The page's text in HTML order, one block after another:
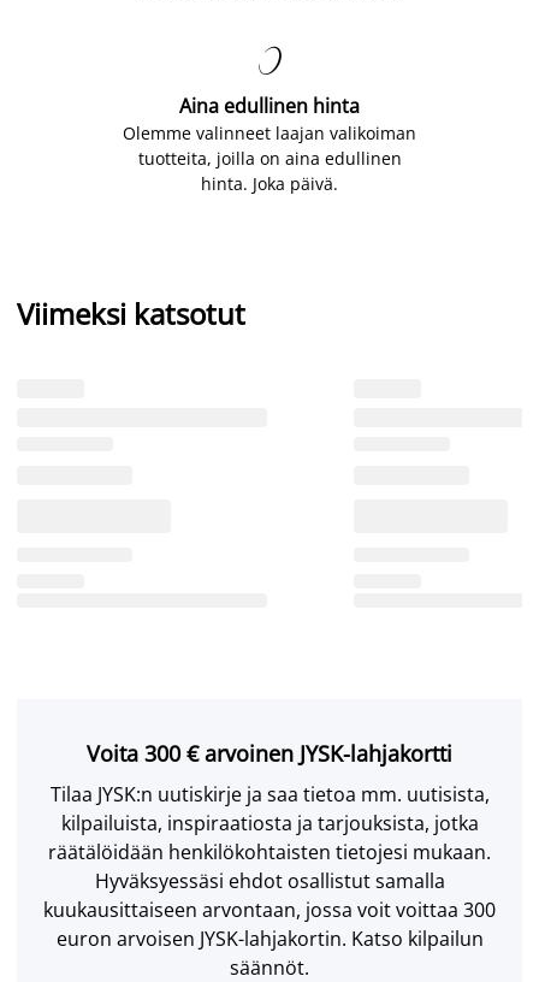

Aina edullinen hinta
Olemme valinneet laajan valikoiman
tuotteita, joilla on aina edullinen
hinta. Joka päivä.
Viimeksi katsotut
Voita 300 € arvoinen JYSK-lahjakortti
Tilaa JYSK:n uutiskirje ja saa tietoa mm. uutisista,
kilpailuista, inspiraatiosta ja tarjouksista, jotka
räätälöidään henkilökohtaisten tietojesi mukaan.
Hyväksyessäsi ehdot osallistut samalla
kuukausittaiseen arvontaan, jossa voit voittaa 300
euron arvoisen JYSK-lahjakortin. Katso kilpailun
säännöt.